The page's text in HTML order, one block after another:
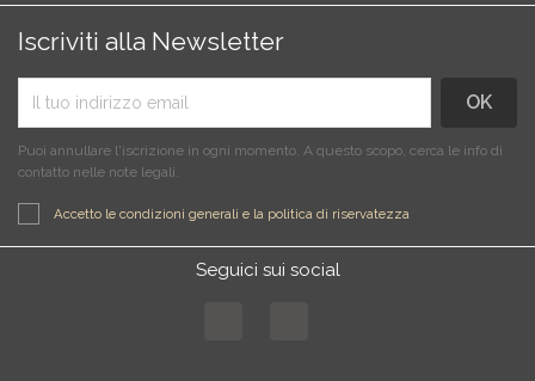
Iscriviti alla Newsletter
Puoi annullare l'iscrizione in ogni momento. A questo scopo, cerca le info di
contatto nelle note legali.
Accetto le condizioni generali e la politica di riservatezza
Seguici sui social